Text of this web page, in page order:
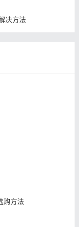
决方法
购方法